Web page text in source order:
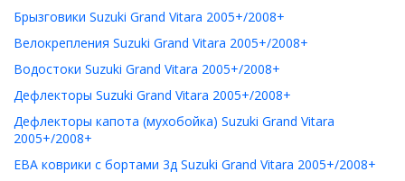
Брызговики Suzuki Grand Vitara 2005+/2008+
Велокрепления Suzuki Grand Vitara 2005+/2008+
Водостоки Suzuki Grand Vitara 2005+/2008+
Дефлекторы Suzuki Grand Vitara 2005+/2008+
Дефлекторы капота (мухобойка) Suzuki Grand Vitara
2005+/2008+
ЕВА коврики с бортами 3д Suzuki Grand Vitara 2005+/2008+